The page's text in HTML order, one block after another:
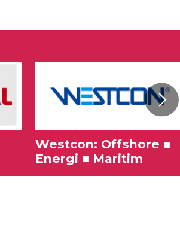
Westcon: Offshore ■
Energi ■ Maritim